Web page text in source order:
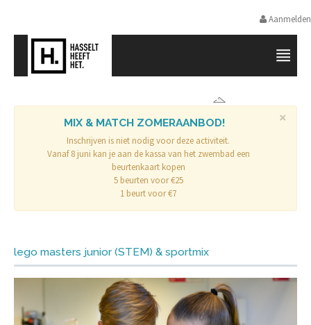
Aanmelden
SPORTPROMOTIE HASSELT
×
MIX & MATCH ZOMERAANBOD!
Inschrijven is niet nodig voor deze activiteit.
Vanaf 8 juni kan je aan de kassa van het zwembad een
beurtenkaart kopen
5 beurten voor €25
1 beurt voor €7
lego masters junior (STEM) & sportmix